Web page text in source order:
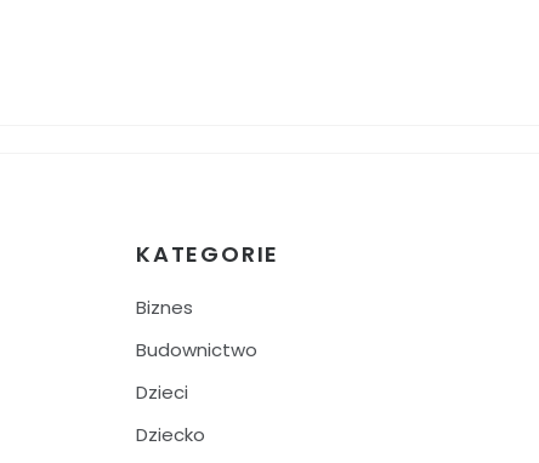
KATEGORIE
Biznes
Budownictwo
Dzieci
Dziecko